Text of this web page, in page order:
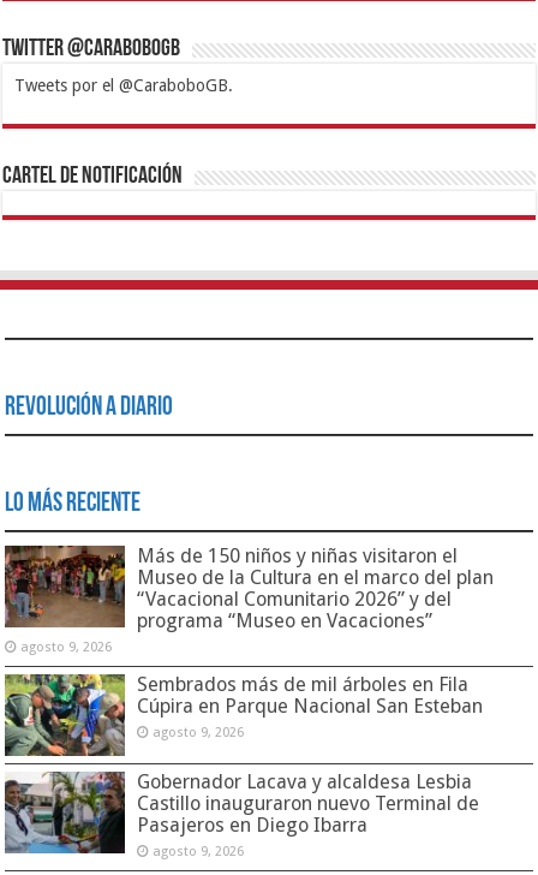
Twitter @CaraboboGB
Tweets por el @CaraboboGB.
1xbetBetturkeyBetistKralbetSupertotobetTipobetMatadorbetMariobet
https://mvbcasino.com/
Cartel de Notificación
Revolución a Diario
Lo Más Reciente
Más de 150 niños y niñas visitaron el
Museo de la Cultura en el marco del plan
“Vacacional Comunitario 2026” y del
programa “Museo en Vacaciones”
agosto 9, 2026
Sembrados más de mil árboles en Fila
Cúpira en Parque Nacional San Esteban
agosto 9, 2026
Gobernador Lacava y alcaldesa Lesbia
Castillo inauguraron nuevo Terminal de
Pasajeros en Diego Ibarra
agosto 9, 2026